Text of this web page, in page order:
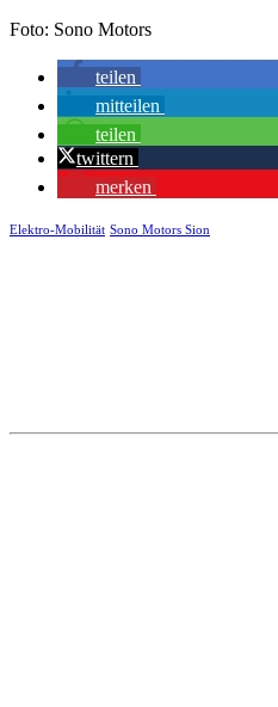
Foto: Sono Motors
teilen
mitteilen
teilen
twittern
merken
Elektro-Mobilität Sono Motors Sion